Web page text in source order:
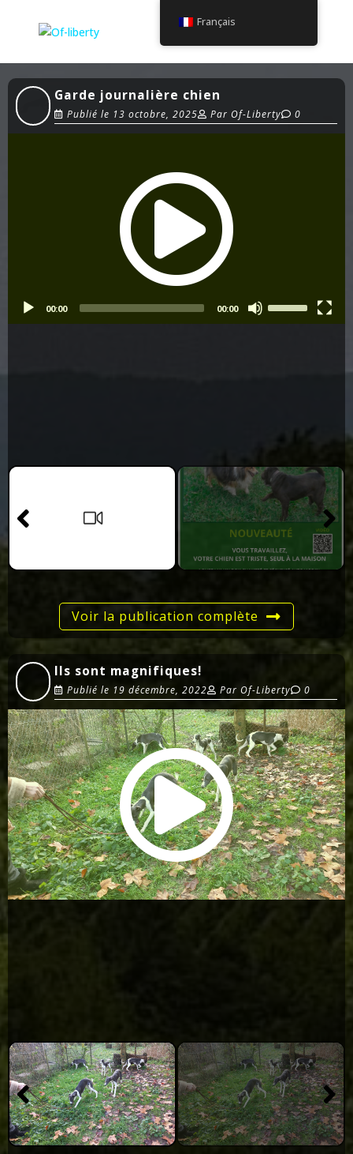
Garde journalière chien
Publié le 13 octobre, 2025 Par Of-Liberty 0
00:00 00:00
Voir la publication complète
Ils sont magnifiques!
Publié le 19 décembre, 2022 Par Of-Liberty 0
00:00 00:00
Français